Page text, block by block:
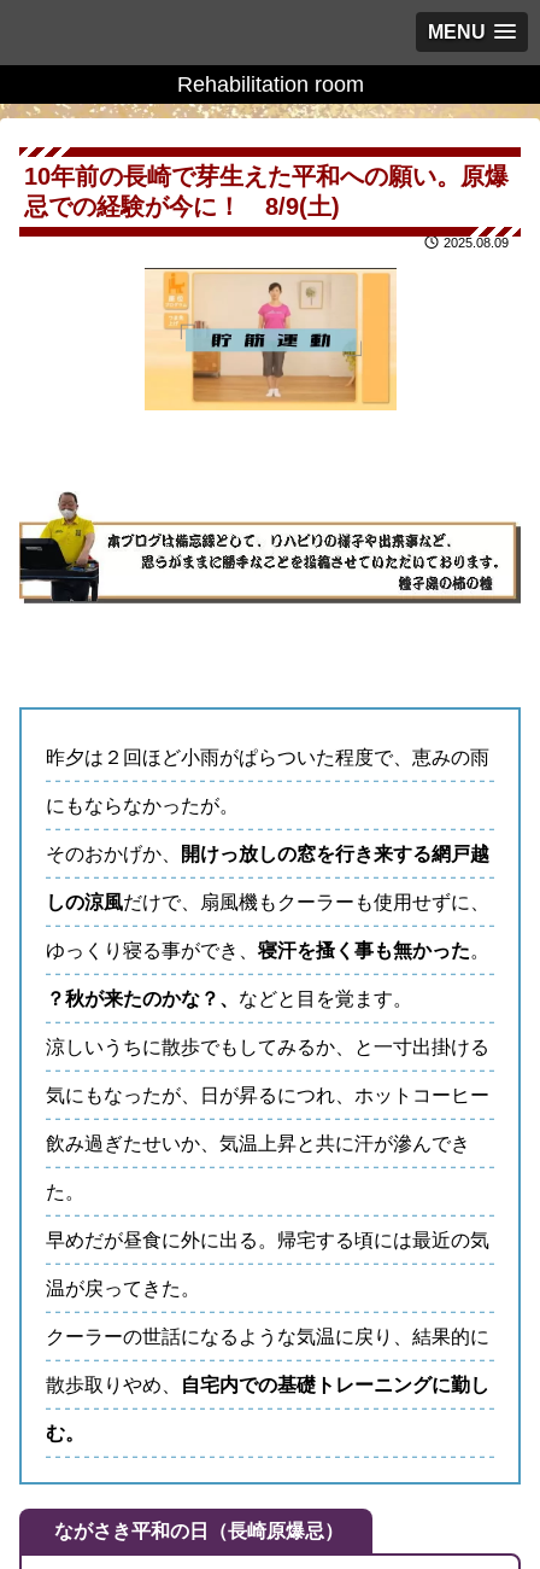
MENU
Rehabilitation room
10年前の長崎で芽生えた平和への願い。原爆
忌での経験が今に！ 8/9(土)
2025.08.09
昨夕は２回ほど小雨がぱらついた程度で、恵みの雨
にもならなかったが。
そのおかげか、 開けっ放しの窓を行き来する網戸越
しの涼風だけで、扇風機もクーラーも使用せずに、
ゆっくり寝る事ができ、 寝汗を搔く事も無かった。
？秋が来たのかな？、 などと目を覚ます。
涼しいうちに散歩でもしてみるか、と一寸出掛ける
気にもなったが、日が昇るにつれ、ホットコーヒー
飲み過ぎたせいか、気温上昇と共に汗が滲んでき
た。
早めだが昼食に外に出る。帰宅する頃には最近の気
温が戻ってきた。
クーラーの世話になるような気温に戻り、結果的に
散歩取りやめ、 自宅内での基礎トレーニングに勤し
む。
ながさき平和の日（長崎原爆忌）